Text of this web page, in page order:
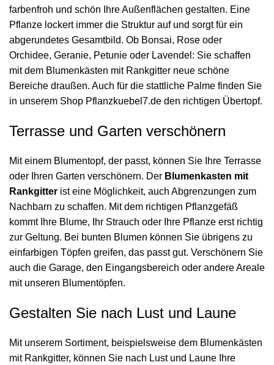
farbenfroh und schön Ihre Außenflächen gestalten. Eine
Pflanze lockert immer die Struktur auf und sorgt für ein
abgerundetes Gesamtbild. Ob Bonsai, Rose oder
Orchidee, Geranie, Petunie oder Lavendel: Sie schaffen
mit dem Blumenkästen mit Rankgitter neue schöne
Bereiche draußen. Auch für die stattliche Palme finden Sie
in unserem Shop Pflanzkuebel7.de den richtigen Übertopf.
Terrasse und Garten verschönern
Mit einem Blumentopf, der passt, können Sie Ihre Terrasse
oder Ihren Garten verschönern. Der Blumenkasten mit
Rankgitter ist eine Möglichkeit, auch Abgrenzungen zum
Nachbarn zu schaffen. Mit dem richtigen Pflanzgefäß
kommt Ihre Blume, Ihr Strauch oder Ihre Pflanze erst richtig
zur Geltung. Bei bunten Blumen können Sie übrigens zu
einfarbigen Töpfen greifen, das passt gut. Verschönern Sie
auch die Garage, den Eingangsbereich oder andere Areale
mit unseren Blumentöpfen.
Gestalten Sie nach Lust und Laune
Mit unserem Sortiment, beispielsweise dem Blumenkästen
mit Rankgitter, können Sie nach Lust und Laune Ihre